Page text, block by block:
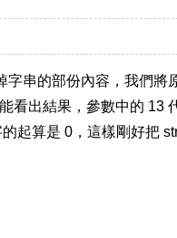
串的部份內容，我們將
看出結果，參數中的 13
起算是 0，這樣剛好把